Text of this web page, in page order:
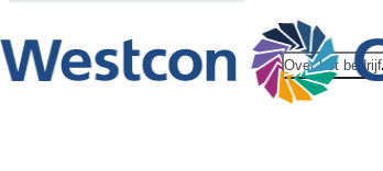
Over het bedrijf